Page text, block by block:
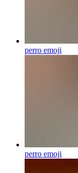
perro emoji
perro emoji